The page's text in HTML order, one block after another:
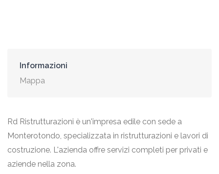
Informazioni
Mappa
Rd Ristrutturazioni è un'impresa edile con sede a
Monterotondo, specializzata in ristrutturazioni e lavori di
costruzione. L'azienda offre servizi completi per privati e
aziende nella zona.